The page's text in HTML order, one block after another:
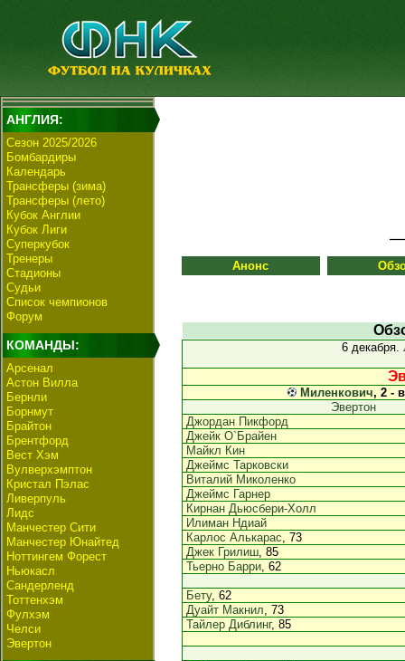
АНГЛИЯ:
Сезон 2025/2026
Бомбардиры
Календарь
Трансферы (зима)
Трансферы (лето)
Кубок Англии
Кубок Лиги
Суперкубок
Тренеры
Стадионы
Судьи
Список чемпионов
Форум
КОМАНДЫ:
Арсенал
Астон Вилла
Бернли
Борнмут
Брайтон
Брентфорд
Вест Хэм
Вулверхэмптон
Кристал Пэлас
Ливерпуль
Лидс
Манчестер Сити
Манчестер Юнайтед
Ноттингем Форест
Ньюкасл
Сандерленд
Тоттенхэм
Фулхэм
Челси
Эвертон
Анонс
6 декабря.
Миленкович, 2 -
Эвертон
Джордан Пикфорд
Джейк О`Брайен
Майкл Кин
Джеймс Тарковски
Виталий Миколенко
Джеймс Гарнер
Кирнан Дьюсбери-Холл
Илиман Ндиай
Карлос Алькарас, 73
Джек Грилиш, 85
Тьерно Барри, 62
Бету, 62
Дуайт Макнил, 73
Тайлер Диблинг, 85